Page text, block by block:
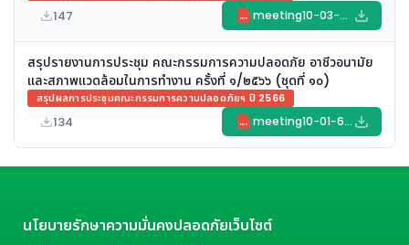
147 PDF meeting10-03-66.pdf
สรุปรายงานการประชุม คณะกรรมการความปลอดภัย อาชีวอนามัย
และสภาพแวดล้อมในการทำงาน ครั้งที่ ๑/๒๕๖๖ (ชุดที่ ๑๐)
สรุปผลการประชุมคณะกรรมการความปลอดภัยฯ ปี 2566
134 PDF meeting10-01-66.pdf
นโยบายรักษาความมั่นคงปลอดภัยเว็บไซต์